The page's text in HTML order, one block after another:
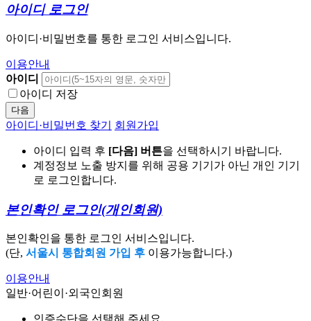
아이디 로그인
아이디·비밀번호를 통한 로그인 서비스입니다.
이용안내
아이디
아이디 저장
다음
아이디·비밀번호 찾기 회원가입
아이디 입력 후 [다음] 버튼을 선택하시기 바랍니다.
계정정보 노출 방지를 위해 공용 기기가 아닌 개인 기기
로 로그인합니다.
본인확인 로그인(개인회원)
본인확인을 통한 로그인 서비스입니다.
(단, 서울시 통합회원 가입 후 이용가능합니다.)
이용안내
일반·어린이·외국인회원